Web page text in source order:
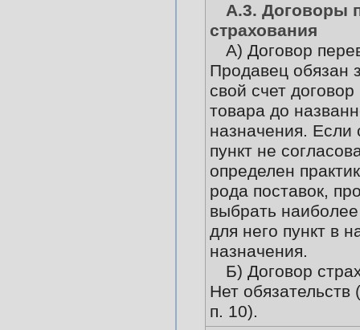
А.3. Договоры
страхования
А) Договор
Продавец обязан
свой счет договор
товара до
назначения. Если
пункт не
определен
рода поставок,
выбрать
для него пункт в
назначения.
Б) Договор
Нет
п. 10).